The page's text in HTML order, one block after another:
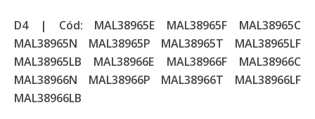
D4 | Cód: MAL38965E MAL38965F MAL38965C
MAL38965N MAL38965P MAL38965T MAL38965LF
MAL38965LB MAL38966E MAL38966F MAL38966C
MAL38966N MAL38966P MAL38966T MAL38966LF
MAL38966LB